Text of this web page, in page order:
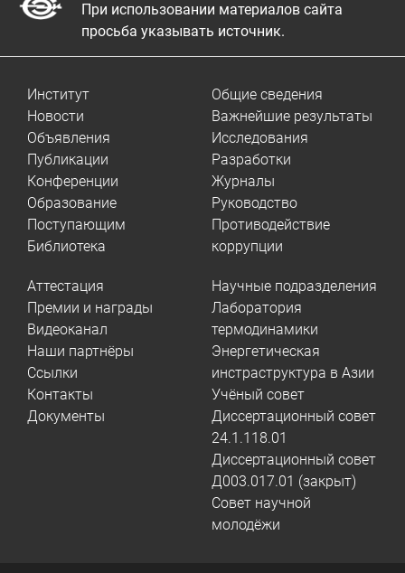
При использовании материалов сайта
просьба указывать источник.
Институт
Новости
Объявления
Публикации
Конференции
Образование
Поступающим
Библиотека
Общие сведения
Важнейшие результаты
Исследования
Разработки
Журналы
Руководство
Противодействие
коррупции
Аттестация
Премии и награды
Видеоканал
Наши партнёры
Ссылки
Контакты
Документы
Научные подразделения
Лаборатория
термодинамики
Энергетическая
инстраструктура в Азии
Учёный совет
Диссертационный совет
24.1.118.01
Диссертационный совет
Д003.017.01 (закрыт)
Совет научной
молодёжи